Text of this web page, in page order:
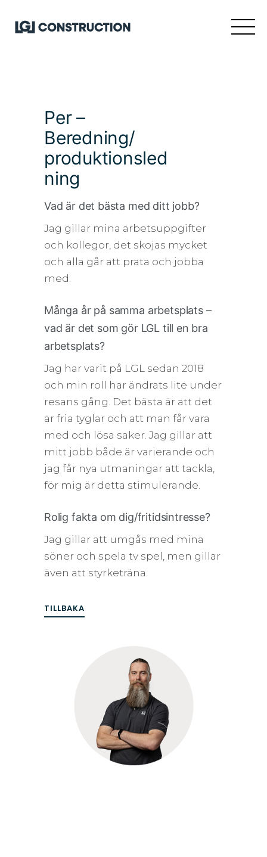
Per –
Beredning/
produktionsled
ning
Vad är det bästa med ditt jobb?
Jag gillar mina arbetsuppgifter
och kollegor, det skojas mycket
och alla går att prata och jobba
med.
Många år på samma arbetsplats –
vad är det som gör LGL till en bra
arbetsplats?
Jag har varit på LGL sedan 2018
och min roll har ändrats lite under
resans gång. Det bästa är att det
är fria tyglar och att man får vara
med och lösa saker. Jag gillar att
mitt jobb både är varierande och
jag får nya utmaningar att tackla,
för mig är detta stimulerande.
Rolig fakta om dig/fritidsintresse?
Jag gillar att umgås med mina
söner och spela tv spel, men gillar
även att styrketräna.
TILLBAKA